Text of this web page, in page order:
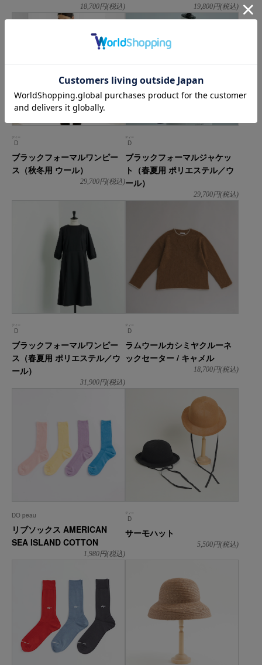
18,700円(税込) 19,800円(税込)
D
ディー
ブラックフォーマルワンピー
ス（秋冬用 ウール）
29,700円(税込)
D
ディー
ブラックフォーマルジャケッ
ト（春夏用 ポリエステル／ウ
ール）
29,700円(税込)
D
ディー
ブラックフォーマルワンピー
ス（春夏用 ポリエステル／ウ
ール）
31,900円(税込)
D
ディー
ラムウールカシミヤクルーネ
ックセーター / キャメル
18,700円(税込)
DO peau
リブソックス AMERICAN
SEA ISLAND COTTON
1,980円(税込)
D
ディー
サーモハット
5,500円(税込)